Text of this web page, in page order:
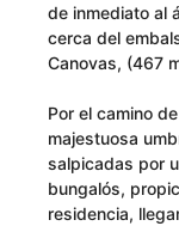
de inmediato al
cerca del
Canovas, (467
Por el camino
majestuosa
salpicadas por
bungalós,
residencia,